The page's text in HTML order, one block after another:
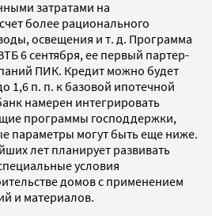
затратами на
более рационального
освещения и т. д. Программа
6 сентября, ее первый партер-
ПИК. Кредит можно будет
1,6 п. п. к базовой ипотечной
намерен интегрировать
программы господдержки,
параметры могут быть еще ниже.
лет планирует развивать
условия
домов с применением
и материалов.